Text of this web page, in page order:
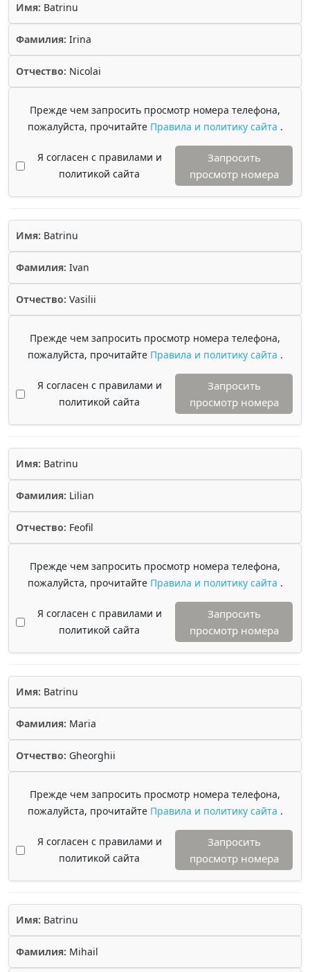
Имя: Batrinu
Фамилия: Irina
Отчество: Nicolai
Прежде чем запросить просмотр номера телефона,
пожалуйста, прочитайте Правила и политику сайта .
Я согласен с правилами и
политикой сайта
Запросить
просмотр номера
Имя: Batrinu
Фамилия: Ivan
Отчество: Vasilii
Прежде чем запросить просмотр номера телефона,
пожалуйста, прочитайте Правила и политику сайта .
Я согласен с правилами и
политикой сайта
Запросить
просмотр номера
Имя: Batrinu
Фамилия: Lilian
Отчество: Feofil
Прежде чем запросить просмотр номера телефона,
пожалуйста, прочитайте Правила и политику сайта .
Я согласен с правилами и
политикой сайта
Запросить
просмотр номера
Имя: Batrinu
Фамилия: Maria
Отчество: Gheorghii
Прежде чем запросить просмотр номера телефона,
пожалуйста, прочитайте Правила и политику сайта .
Я согласен с правилами и
политикой сайта
Запросить
просмотр номера
Имя: Batrinu
Фамилия: Mihail